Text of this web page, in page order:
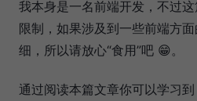
我本身是一名前端开发，不过
限制，如果涉及到一些前端方
细，所以请放心“食用”吧 😁。
通过阅读本篇文章你可以学习到